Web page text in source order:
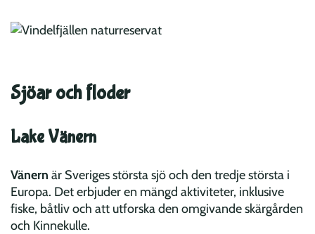
Sjöar och floder
Lake Vänern
Vänern är Sveriges största sjö och den tredje största i
Europa. Det erbjuder en mängd aktiviteter, inklusive
fiske, båtliv och att utforska den omgivande skärgården
och Kinnekulle.